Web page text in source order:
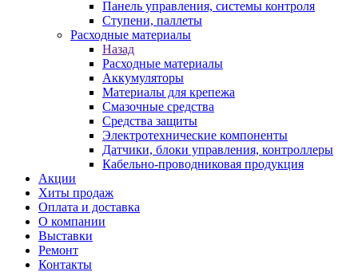
Панель управления, системы контроля
Ступени, паллеты
Расходные материалы
Назад
Расходные материалы
Аккумуляторы
Материалы для крепежа
Смазочные средства
Средства защиты
Электротехнические компоненты
Датчики, блоки управления, контроллеры
Кабельно-проводниковая продукция
Акции
Хиты продаж
Оплата и доставка
О компании
Выставки
Ремонт
Контакты